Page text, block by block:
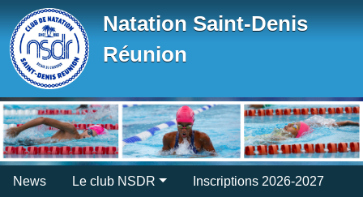
Natation Saint-Denis
Réunion
News Le club NSDR Inscriptions 2026-2027
Panneau de gestion des cookies